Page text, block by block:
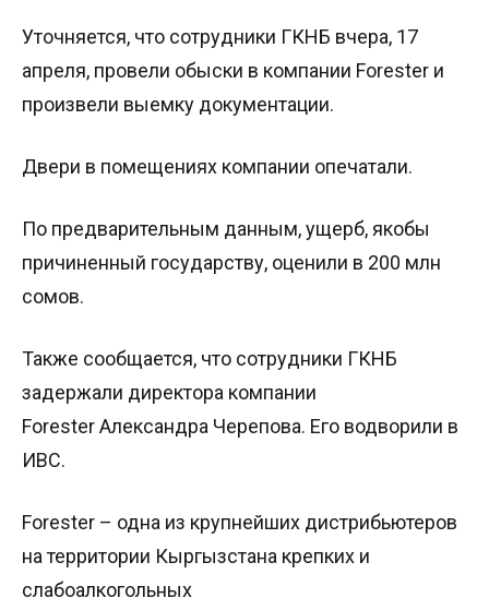
Уточняется, что сотрудники ГКНБ вчера, 17
апреля, провели обыски в компании Forester и
произвели выемку документации.
Двери в помещениях компании опечатали.
По предварительным данным, ущерб, якобы
причиненный государству, оценили в 200 млн
сомов.
Также сообщается, что сотрудники ГКНБ
задержали директора компании
Forester Александра Черепова. Его водворили в
ИВС.
Forester – одна из крупнейших дистрибьютеров
на территории Кыргызстана крепких и
слабоалкогольных